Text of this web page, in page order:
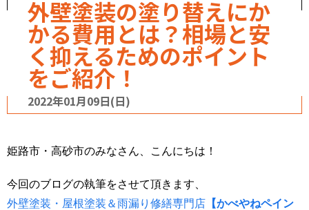
外壁塗装の塗り替えにか
かる費用とは？相場と安
く抑えるためのポイント
をご紹介！
2022年01月09日(日)
姫路市・高砂市のみなさん、こんにちは！
今回のブログの執筆をさせて頂きます、
外壁塗装・屋根塗装＆雨漏り修繕専門店 【かべやねペイン